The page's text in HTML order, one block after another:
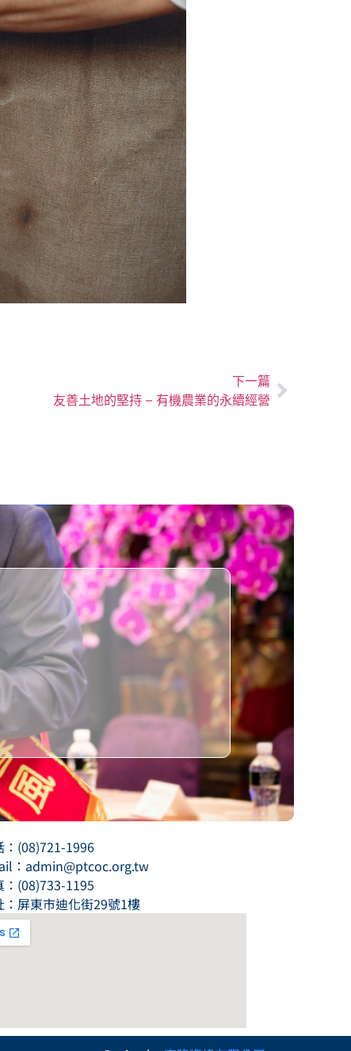
下一篇
友善土地的堅持 – 有機農業的永續經營
：(08)721-1996
：admin@ptcoc.org.tw
：(08)733-1195
：屏東市迪化街29號1樓